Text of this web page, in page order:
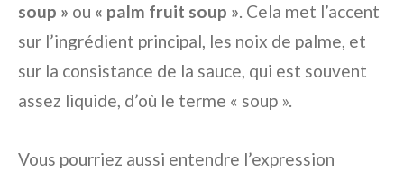
soup » ou « palm fruit soup ». Cela met l’accent
sur l’ingrédient principal, les noix de palme, et
sur la consistance de la sauce, qui est souvent
assez liquide, d’où le terme « soup ».
Vous pourriez aussi entendre l’expression